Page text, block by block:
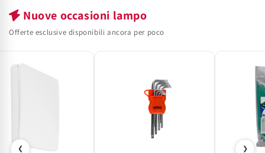
Nuove occasioni lampo
Offerte esclusive disponibili ancora per poco
❮ ❯